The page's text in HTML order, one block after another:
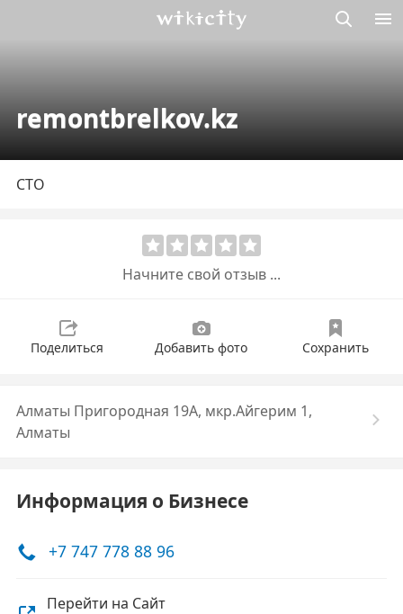
remontbrelkov.kz
СТО
Начните свой отзыв ...
Поделиться Добавить фото Сохранить
Алматы Пригородная 19А, мкр.Айгерим 1,
Алматы
Информация о Бизнесе
+7 747 778 88 96
Перейти на Сайт